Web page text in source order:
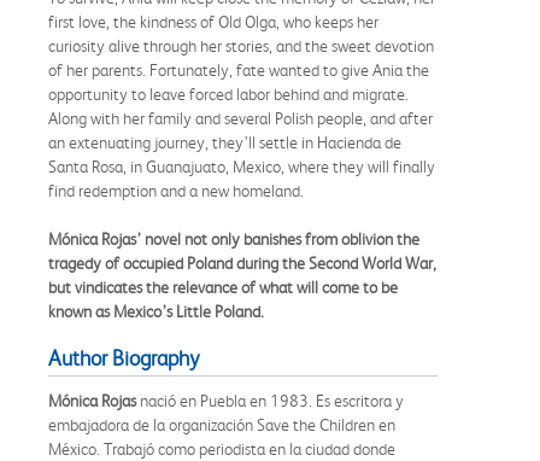
first love, the kindness of Old Olga, who keeps her
curiosity alive through her stories, and the sweet devotion
of her parents. Fortunately, fate wanted to give Ania the
opportunity to leave forced labor behind and migrate.
Along with her family and several Polish people, and after
an extenuating journey, they’ll settle in Hacienda de
Santa Rosa, in Guanajuato, Mexico, where they will finally
find redemption and a new homeland.
Mónica Rojas’ novel not only banishes from oblivion the
tragedy of occupied Poland during the Second World War,
but vindicates the relevance of what will come to be
known as Mexico’s Little Poland.
Author Biography
Mónica Rojasnació en Puebla en 1983. Es escritora y
embajadora de la organización Save the Children en
México. Trabajó como periodista en la ciudad donde